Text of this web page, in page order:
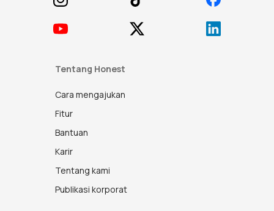
Tentang Honest
Cara mengajukan
Fitur
Bantuan
Karir
Tentang kami
Publikasi korporat